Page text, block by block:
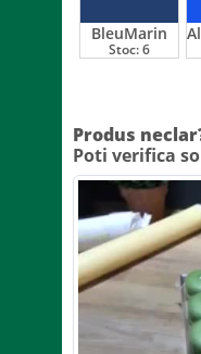
BleuMarin
Stoc:6
Produs
Poti verifica